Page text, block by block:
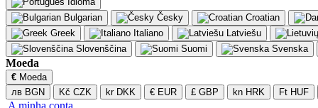
Bulgarian
Česky
Croatian
Greek
Italiano
Latviešu
Slovenščina
Suomi Svenska
Moeda
€ Moeda
лв BGN
Kč CZK kr DKK € EUR £ GBP kn HRK Ft HUF
A minha conta